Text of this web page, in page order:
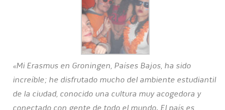
«Mi Erasmus en Groningen, Países Bajos, ha sido
increíble; he disfrutado mucho del ambiente estudiantil
de la ciudad, conocido una cultura muy acogedora y